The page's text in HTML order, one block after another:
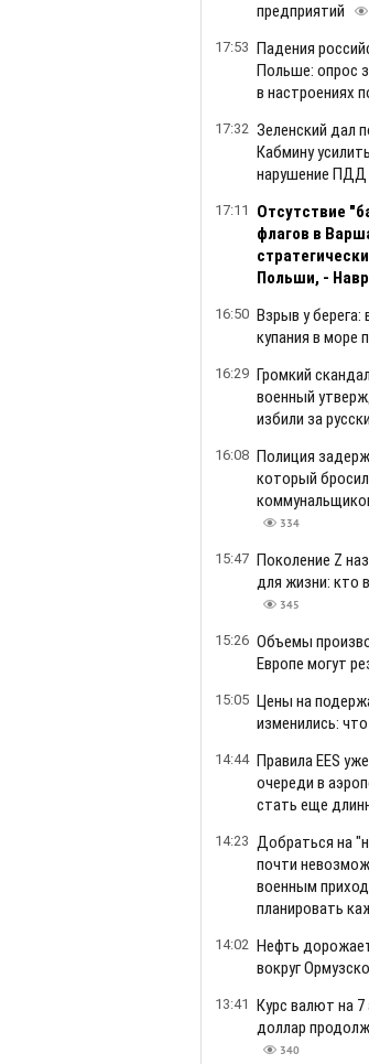
предприятий
17:53 Падения
Польше: опрос
в настроениях
17:32 Зеленский дал
Кабмину
нарушение ПДД
17:11
Отсутствие
флагов в
Польши, -
16:50 Взрыв у берега:
купания в море
16:29 Громкий
военный
избили за
16:08 Полиция
который
334
15:47 Поколение Z
для жизни: кто
345
15:26 Объемы
Европе могут
15:05 Цены на
изменились:
14:44 Правила EES
очереди в
стать еще
14:23 Добраться на
почти
военным
планировать
14:02 Нефть
вокруг
13:41 Курс валют на 7
доллар
340